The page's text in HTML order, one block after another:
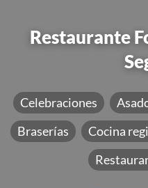
Restaurante
Celebraciones
Braserías
Cocina